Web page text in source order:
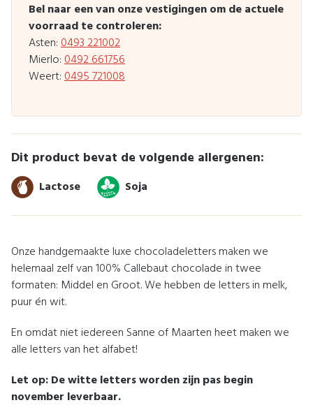
Bel naar een van onze vestigingen om de actuele
voorraad te controleren:
Asten:0493 221002
Mierlo:0492 661756
Weert:0495 721008
Dit product bevat de volgende allergenen:
Lactose Soja
Onze handgemaakte luxe chocoladeletters maken we
helemaal zelf van 100% Callebaut chocolade in twee
formaten: Middel en Groot. We hebben de letters in melk,
puur én wit.
En omdat niet iedereen Sanne of Maarten heet maken we
alle letters van het alfabet!
Let op: De witte letters worden zijn pas begin
november leverbaar.